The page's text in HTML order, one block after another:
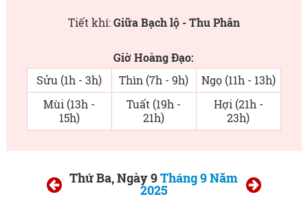
Tiết khí:Giữa Bạch lộ - Thu Phân
Giờ Hoàng Đạo:
Sửu (1h - 3h)
Thìn (7h - 9h)
Ngọ (11h - 13h)
Mùi (13h -
15h)
Tuất (19h -
21h)
Hợi (21h -
23h)
Thứ Ba, Ngày 9Tháng 9 Năm
2025